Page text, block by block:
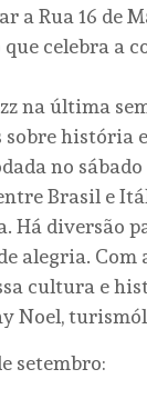
Rua 16 de
celebra a
na última
sobre
no
Brasil e
Há diversão
alegria. Com
cultura e
Noel,
setembro: